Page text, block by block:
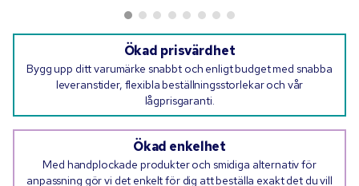
Ökad prisvärdhet
Bygg upp ditt varumärke snabbt och enligt budget med snabba
leveranstider, flexibla beställningsstorlekar och vår
lågprisgaranti.
Ökad enkelhet
Med handplockade produkter och smidiga alternativ för
anpassning gör vi det enkelt för dig att beställa exakt det du vill